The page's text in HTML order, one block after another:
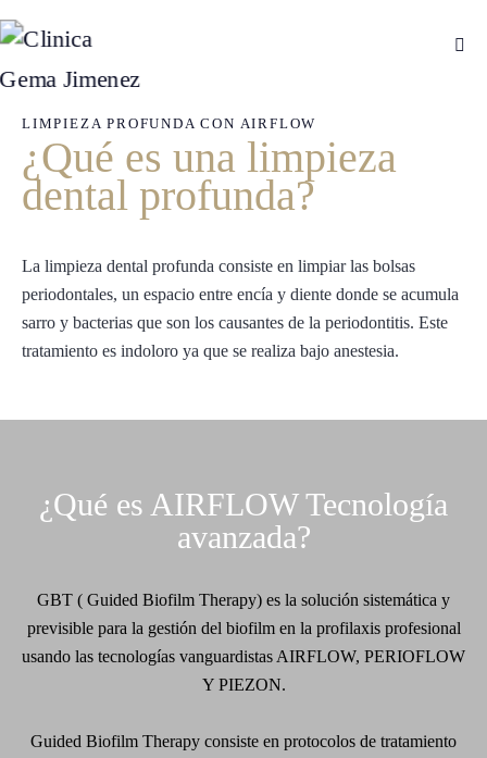
LIMPIEZA PROFUNDA CON AIRFLOW
¿Qué es una limpieza
dental profunda?
La limpieza dental profunda consiste en limpiar las bolsas
periodontales, un espacio entre encía y diente donde se acumula
sarro y bacterias que son los causantes de la periodontitis. Este
tratamiento es indoloro ya que se realiza bajo anestesia.
¿Qué es AIRFLOW Tecnología
avanzada?
GBT ( Guided Biofilm Therapy) es la solución sistemática y
previsible para la gestión del biofilm en la profilaxis profesional
usando las tecnologías vanguardistas AIRFLOW, PERIOFLOW
Y PIEZON.
Guided Biofilm Therapy consiste en protocolos de tratamiento